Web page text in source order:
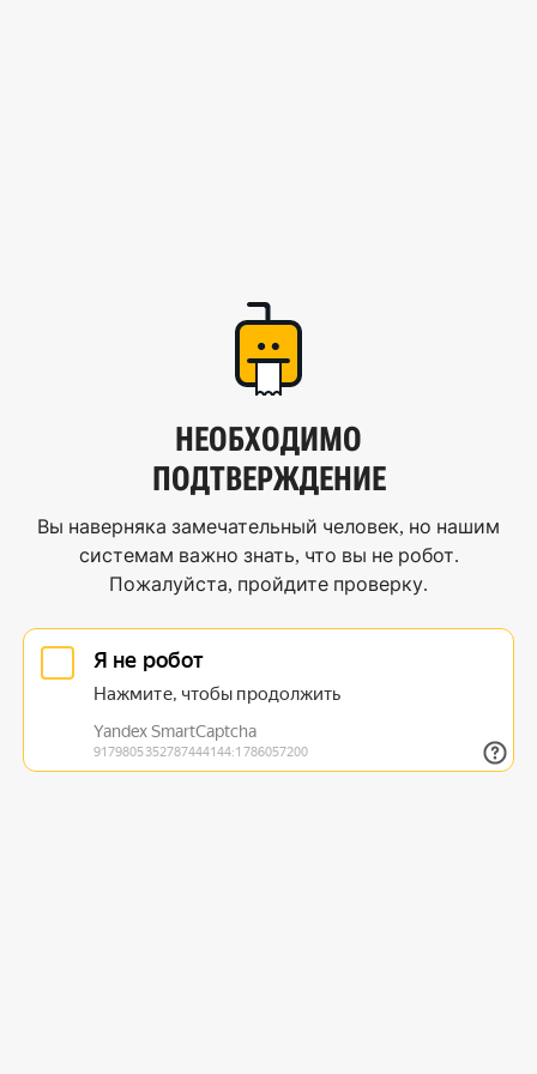
НЕОБХОДИМО
ПОДТВЕРЖДЕНИЕ
Вы наверняка замечательный человек, но нашим
системам важно знать, что вы не робот.
Пожалуйста, пройдите проверку.